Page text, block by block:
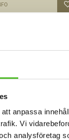
anpassa
Vi
analysföretag